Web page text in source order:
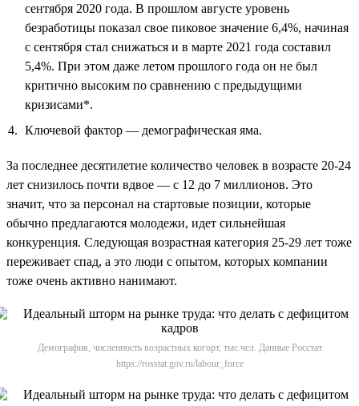
сентября 2020 года. В прошлом августе уровень
безработицы показал свое пиковое значение 6,4%, начиная
с сентября стал снижаться и в марте 2021 года составил
5,4%. При этом даже летом прошлого года он не был
критично высоким по сравнению с предыдущими
кризисами*.
Ключевой фактор — демографическая яма.
За последнее десятилетие количество человек в возрасте 20-24
лет снизилось почти вдвое — с 12 до 7 миллионов. Это
значит, что за персонал на стартовые позиции, которые
обычно предлагаются молодежи, идет сильнейшая
конкуренция. Следующая возрастная категория 25-29 лет тоже
переживает спад, а это люди с опытом, которых компании
тоже очень активно нанимают.
Демография, численность возрастных когорт, тыс.чел. Данные Росстат
https://rosstat.gov.ru/labour_force